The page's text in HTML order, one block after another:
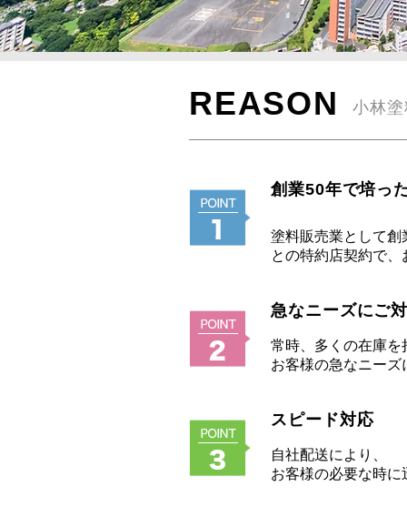
REASON 小林
創業50年で培っ
塗料販売業として
との特約店契約で
急なニーズにご
常時、多くの在庫を
お客様の急なニー
スピード対応
自社配送により、
お客様の必要な時